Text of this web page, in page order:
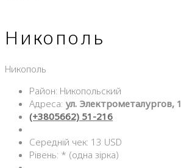
Никополь
Никополь
Район: Никопольский
Адреса: ул. Электрометалургов, 1
(+3805662) 51-216
Середній чек: 13 USD
Рівень: * (одна зірка)